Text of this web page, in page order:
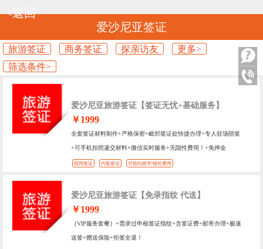
爱沙尼亚签证
<返回
旅游签证 商务签证 探亲访友
更多>
筛选条件>
爱沙尼亚旅游签证【签证无忧+基础服务】
￥1999
全套签证材料制作+严格保密+毗邻签证处快捷办理+专人驻场陪签
+可手机拍照递交材料+微信实时服务+无隐性费用！+免押金
陪同签证 代取签证 可抵扣留学/移民费用
爱沙尼亚旅游签证【免录指纹 代送】
￥1999
｛VIP服务套餐｝+需录过申根签证指纹+含签证费+邮寄办理+极速
送签+赠送保险+拒签全退！